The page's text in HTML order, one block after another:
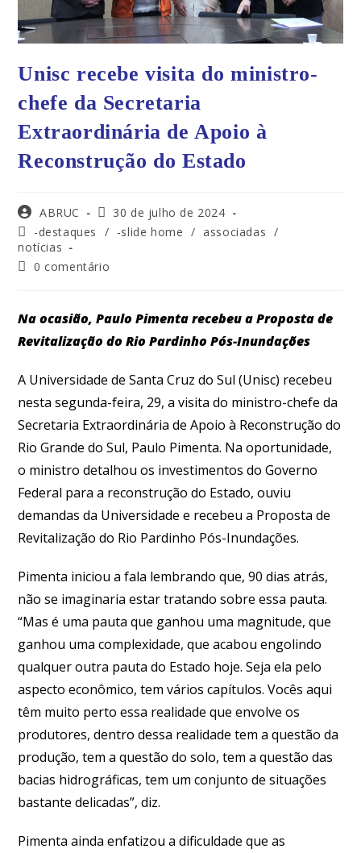
Unisc recebe visita do ministro-
chefe da Secretaria
Extraordinária de Apoio à
Reconstrução do Estado
ABRUC
30 de julho de 2024
-destaques
/ -slide home / associadas /
notícias
0 comentário
Na ocasião, Paulo Pimenta recebeu a Proposta de
Revitalização do Rio Pardinho Pós-Inundações
A Universidade de Santa Cruz do Sul (Unisc) recebeu
nesta segunda-feira, 29, a visita do ministro-chefe da
Secretaria Extraordinária de Apoio à Reconstrução do
Rio Grande do Sul, Paulo Pimenta. Na oportunidade,
o ministro detalhou os investimentos do Governo
Federal para a reconstrução do Estado, ouviu
demandas da Universidade e recebeu a Proposta de
Revitalização do Rio Pardinho Pós-Inundações.
Pimenta iniciou a fala lembrando que, 90 dias atrás,
não se imaginaria estar tratando sobre essa pauta.
“Mas é uma pauta que ganhou uma magnitude, que
ganhou uma complexidade, que acabou engolindo
qualquer outra pauta do Estado hoje. Seja ela pelo
aspecto econômico, tem vários capítulos. Vocês aqui
têm muito perto essa realidade que envolve os
produtores, dentro dessa realidade tem a questão da
produção, tem a questão do solo, tem a questão das
bacias hidrográficas, tem um conjunto de situações
bastante delicadas”, diz.
Pimenta ainda enfatizou a dificuldade que as